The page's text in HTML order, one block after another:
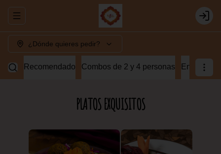
Abrir menu de navegación Login
¿Dónde quieres pedir?
Recomendado Combos de 2 y 4 personas Entradas
PLATOS EXQUISITOS